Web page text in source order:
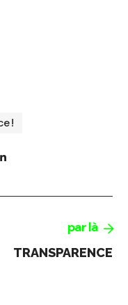
!
par là
TRANSPARENCE